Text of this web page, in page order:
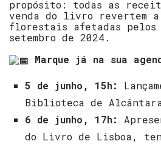
propósito: todas as
venda do livro revertem
florestais afetadas pelos
setembro de 2024.
Marque já na sua
5 de junho, 15h:
Biblioteca de
6 de junho, 17h:
do Livro de Lisboa,